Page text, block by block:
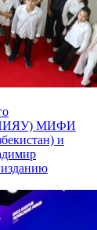
(НИЯУ) МИФИ
и